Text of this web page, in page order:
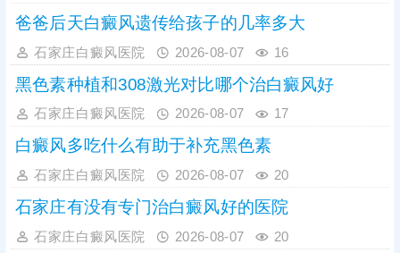
爸爸后天白癜风遗传给孩子的几率多大
石家庄白癜风医院 2026-08-07 16
黑色素种植和308激光对比哪个治白癜风好
石家庄白癜风医院 2026-08-07 17
白癜风多吃什么有助于补充黑色素
石家庄白癜风医院 2026-08-07 20
石家庄有没有专门治白癜风好的医院
石家庄白癜风医院 2026-08-07 20